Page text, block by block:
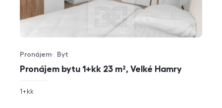
Pronájem bytu 1+kk 23 m², Velké Hamry
Typ nabídky
Pronájem
Typ nemovitosti
Byt
rozměry
1+kk